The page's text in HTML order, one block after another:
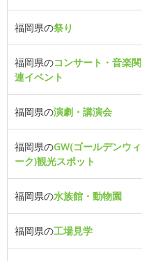
福岡県の祭り
福岡県のコンサート・音楽関
連イベント
福岡県の演劇・講演会
福岡県のGW(ゴールデンウィ
ーク)観光スポット
福岡県の水族館・動物園
福岡県の工場見学